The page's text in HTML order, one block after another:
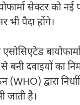
सेक्टर को नई
पैदा होंगे।
दवाइयों का
द्वारा
जाती है।